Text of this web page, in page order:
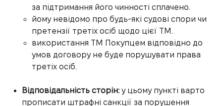
за підтримання його чинності сплачено.
йому невідомо про будь-які судові спори чи
претензії третіх осіб щодо цієї ТМ.
використання ТМ Покупцем відповідно до
умов договору не буде порушувати права
третіх осіб.
Відповідальність сторін:у цьому пункті варто
прописати штрафні санкції за порушення